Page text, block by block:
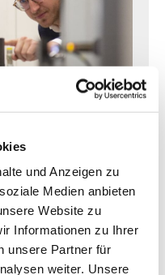
und Anzeigen zu
Medien anbieten
Website zu
Informationen zu Ihrer
unsere Partner für
weiter. Unsere